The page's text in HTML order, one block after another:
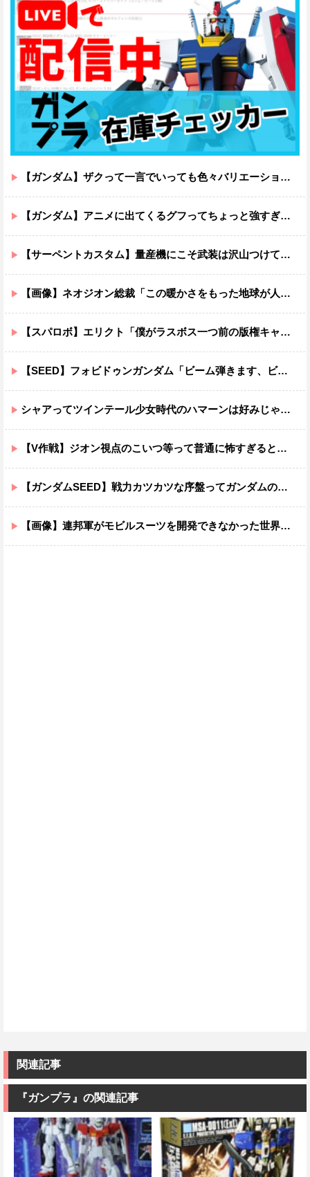
【ガンダム】ザクって一言でいっても色々バリエーションがあるよね
【ガンダム】アニメに出てくるグフってちょっと強すぎじゃない？
【サーペントカスタム】量産機にこそ武装は沢山つけてほしいよね
【画像】ネオジオン総裁「この暖かさをもった地球が人間さえ破壊するんだ（汗だく）」
【スパロボ】エリクト「僕がラスボス一つ前の版権キャラ最後の敵ってちょっと荷が重すぎない？」
【SEED】フォビドゥンガンダム「ビーム弾きます、ビーム曲げられます、空飛びます」←二世代目でこれ出来るのおかしいだろ
シャアってツインテール少女時代のハマーンは好みじゃなかったの？
【V作戦】ジオン視点のこいつ等って普通に怖すぎると思う…
【ガンダムSEED】戦力カツカツな序盤ってガンダムの中だと割と珍しい気がする
【画像】連邦軍がモビルスーツを開発できなかった世界線のガンダムｗｗｗｗｗｗｗ
関連記事
『ガンプラ』の関連記事